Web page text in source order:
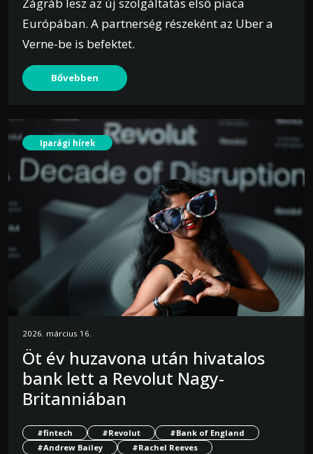
Európában. A partnerség részeként az Uber a
Verne-be is befektet.
Bővebben
Iparági hírek
2026. március 16.
Öt év huzavona után hivatalos
bank lett a Revolut Nagy-
Britanniában
#fintech #Revolut
#Bank of England
#Andrew Bailey
#Rachel Reeves